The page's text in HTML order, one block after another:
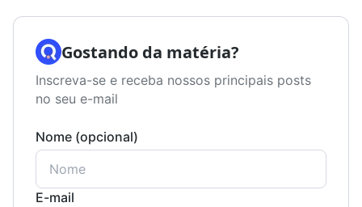
Gostando da matéria?
Inscreva-se e receba nossos principais posts
no seu e-mail
Nome (opcional)
E-mail